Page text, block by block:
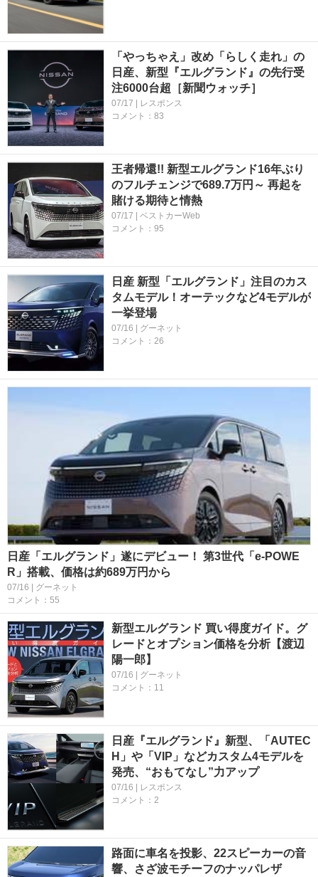
「やっちゃえ」改め「らしく走れ」の
日産、新型『エルグランド』の先行受
注6000台超［新聞ウォッチ］
07/17 | レスポンス
コメント：83
王者帰還!! 新型エルグランド16年ぶり
のフルチェンジで689.7万円～ 再起を
賭ける期待と情熱
07/17 | ベストカーWeb
コメント：95
日産 新型「エルグランド」注目のカス
タムモデル！オーテックなど4モデルが
一挙登場
07/16 | グーネット
コメント：26
日産「エルグランド」遂にデビュー！ 第3世代「e-POWE
R」搭載、価格は約689万円から
07/16 | グーネット
コメント：55
新型エルグランド 買い得度ガイド。グ
レードとオプション価格を分析【渡辺
陽一郎】
07/16 | グーネット
コメント：11
日産『エルグランド』新型、「AUTEC
H」や「VIP」などカスタム4モデルを
発売、“おもてなし”力アップ
07/16 | レスポンス
コメント：2
路面に車名を投影、22スピーカーの音
響、さざ波モチーフのナッパレザ